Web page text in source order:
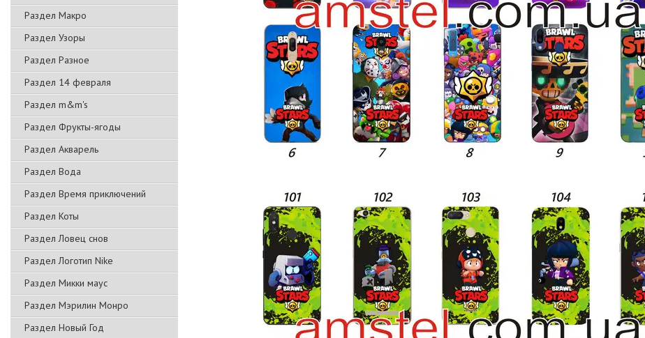
Раздел Макро
Раздел Узоры
Раздел Разное
Раздел 14 февраля
Раздел m&m's
Раздел Фрукты-ягоды
Раздел Акварель
Раздел Вода
Раздел Время приключений
Раздел Коты
Раздел Ловец снов
Раздел Логотип Nike
Раздел Микки маус
Раздел Мэрилин Монро
Раздел Новый Год